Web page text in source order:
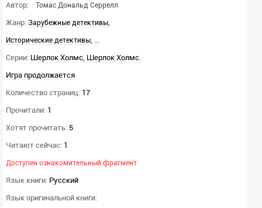
Автор: Томас Дональд Серрелл
Жанр: Зарубежные детективы,
Исторические детективы, ...
Серии: Шерлок Холмс, Шерлок Холмс.
Игра продолжается
Количество страниц: 17
Прочитали: 1
Хотят прочитать: 5
Читают сейчас: 1
Доступен ознакомительный фрагмент
Язык книги: Русский
Язык оригинальной книги: